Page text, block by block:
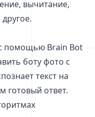
вычитание,
помощью Brain Bot
боту фото с
текст на
готовый ответ.